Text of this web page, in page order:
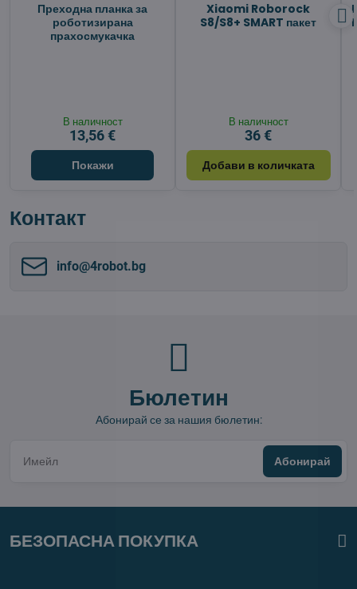
Преходна планка за
роботизирана
прахосмукачка
В наличност
13,56 €
Покажи
Xiaomi Roborock
S8/S8+ SMART пакет
В наличност
36 €
Добави в количката
Контакт
info​@4robot​.bg
Бюлетин
Абонирай се за нашия бюлетин:
Абонирай
БЕЗОПАСНА ПОКУПКА